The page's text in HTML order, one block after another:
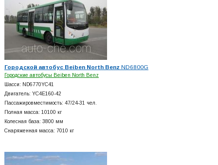
Городской автобус Beiben North Benz ND6800G
Городские автобусы Beiben North Benz
Шасси: ND6770YC41
Двигатель: YC4E160-42
Пассажировместимость: 47/24-31 чел.
Полная масса: 10100 кг
Колесная база: 3800 мм
Снаряженная масса: 7010 кг